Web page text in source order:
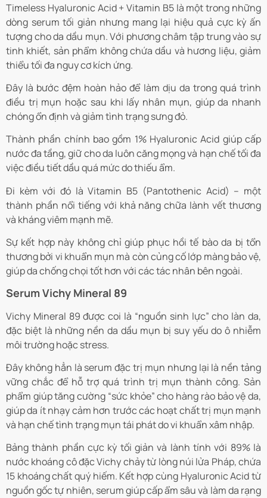
Timeless Hyaluronic Acid + Vitamin B5 là một trong những
dòng serum tối giản nhưng mang lại hiệu quả cực kỳ ấn
tượng cho da dầu mụn. Với phương châm tập trung vào sự
tinh khiết, sản phẩm không chứa dầu và hương liệu, giảm
thiểu tối đa nguy cơ kích ứng.
Đây là bước đệm hoàn hảo để làm dịu da trong quá trình
điều trị mụn hoặc sau khi lấy nhân mụn, giúp da nhanh
chóng ổn định và giảm tình trạng sưng đỏ.
Thành phần chính bao gồm 1% Hyaluronic Acid giúp cấp
nước đa tầng, giữ cho da luôn căng mọng và hạn chế tối đa
việc điều tiết dầu quá mức do thiếu ẩm.
Đi kèm với đó là Vitamin B5 (Pantothenic Acid) – một
thành phần nổi tiếng với khả năng chữa lành vết thương
và kháng viêm mạnh mẽ.
Sự kết hợp này không chỉ giúp phục hồi tế bào da bị tổn
thương bởi vi khuẩn mụn mà còn củng cố lớp màng bảo vệ,
giúp da chống chọi tốt hơn với các tác nhân bên ngoài.
Serum Vichy Mineral 89
Vichy Mineral 89 được coi là “nguồn sinh lực” cho làn da,
đặc biệt là những nền da dầu mụn bị suy yếu do ô nhiễm
môi trường hoặc stress.
Đây không hẳn là serum đặc trị mụn nhưng lại là nền tảng
vững chắc để hỗ trợ quá trình trị mụn thành công. Sản
phẩm giúp tăng cường “sức khỏe” cho hàng rào bảo vệ da,
giúp da ít nhạy cảm hơn trước các hoạt chất trị mụn mạnh
và hạn chế tình trạng mụn tái phát do vi khuẩn xâm nhập.
Bảng thành phần cực kỳ tối giản và lành tính với 89% là
nước khoáng cô đặc Vichy chảy từ lòng núi lửa Pháp, chứa
15 khoáng chất quý hiếm. Kết hợp cùng Hyaluronic Acid từ
nguồn gốc tự nhiên, serum giúp cấp ẩm sâu và làm da rạng